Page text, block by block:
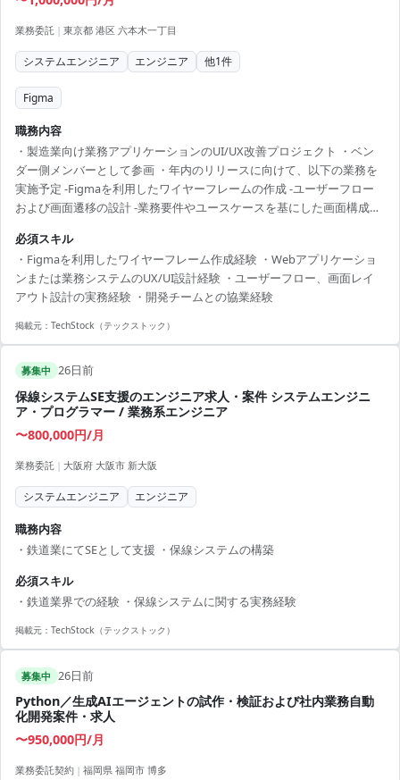
業務委託 | 東京都 港区 六本木一丁目
システムエンジニア エンジニア 他1件
Figma
職務内容
・製造業向け業務アプリケーションのUI/UX改善プロジェクト ・ベン
ダー側メンバーとして参画 ・年内のリリースに向けて、以下の業務を
実施予定 -Figmaを利用したワイヤーフレームの作成 -ユーザーフロー
および画面遷移の設計 -業務要件やユースケースを基にした画面構成の
客および開発チームとのレビュー・要件調整 -UIコンポーネントやデザ
インパターンの整理
必須スキル
・Figmaを利用したワイヤーフレーム作成経験 ・Webアプリケーショ
ンまたは業務システムのUX/UI設計経験 ・ユーザーフロー、画面レイ
アウト設計の実務経験 ・開発チームとの協業経験
掲載元： TechStock（テックストック）
募集中 26日前
保線システムSE支援のエンジニア求人・案件 システムエンジニ
ア・プログラマー / 業務系エンジニア
〜800,000円/月
業務委託 | 大阪府 大阪市 新大阪
システムエンジニア エンジニア
職務内容
・鉄道業にてSEとして支援 ・保線システムの構築
必須スキル
・鉄道業界での経験 ・保線システムに関する実務経験
掲載元： TechStock（テックストック）
募集中 26日前
Python／生成AIエージェントの試作・検証および社内業務自動
化開発案件・求人
〜950,000円/月
業務委託契約 | 福岡県 福岡市 博多